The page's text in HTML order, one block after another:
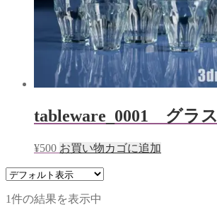
tableware_0001 グラス
¥500 お買い物カゴに追加
1件の結果を表示中